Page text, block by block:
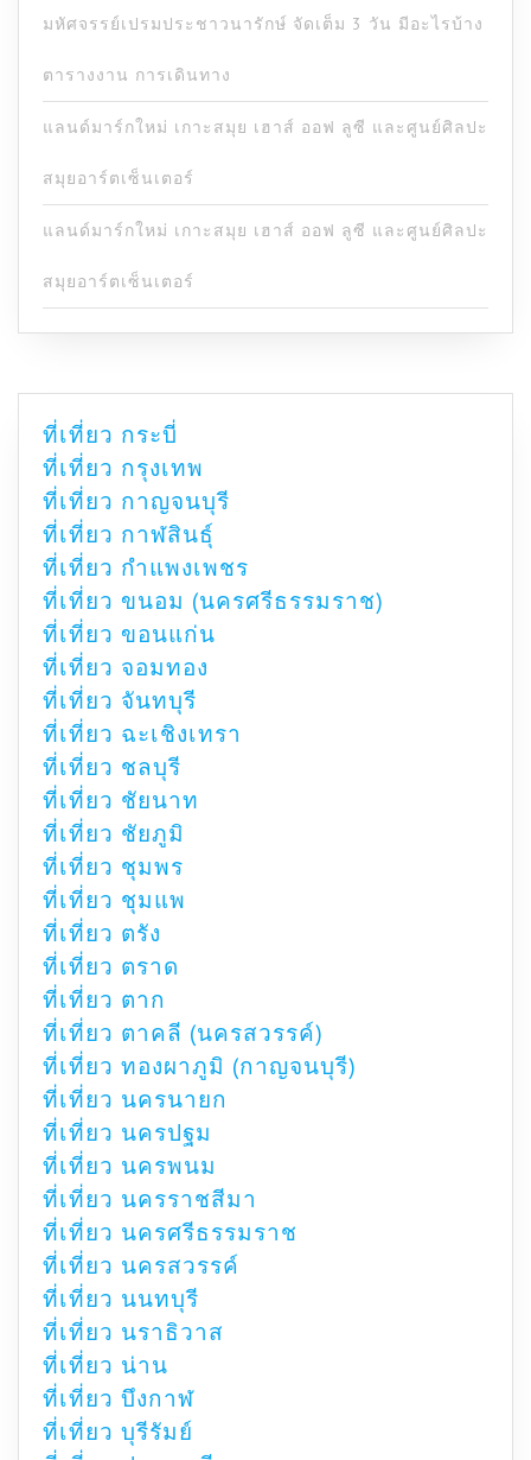
มหัศจรรย์เปรมประชาวนารักษ์ จัดเต็ม 3 วัน มีอะไรบ้าง
ตารางงาน การเดินทาง
แลนด์มาร์กใหม่ เกาะสมุย เฮาส์ ออฟ ลูซี และศูนย์ศิลปะ
สมุยอาร์ตเซ็นเตอร์
แลนด์มาร์กใหม่ เกาะสมุย เฮาส์ ออฟ ลูซี และศูนย์ศิลปะ
สมุยอาร์ตเซ็นเตอร์
ที่เที่ยว กระบี่
ที่เที่ยว กรุงเทพ
ที่เที่ยว กาญจนบุรี
ที่เที่ยว กาฬสินธุ์
ที่เที่ยว กำแพงเพชร
ที่เที่ยว ขนอม (นครศรีธรรมราช)
ที่เที่ยว ขอนแก่น
ที่เที่ยว จอมทอง
ที่เที่ยว จันทบุรี
ที่เที่ยว ฉะเชิงเทรา
ที่เที่ยว ชลบุรี
ที่เที่ยว ชัยนาท
ที่เที่ยว ชัยภูมิ
ที่เที่ยว ชุมพร
ที่เที่ยว ชุมแพ
ที่เที่ยว ตรัง
ที่เที่ยว ตราด
ที่เที่ยว ตาก
ที่เที่ยว ตาคลี (นครสวรรค์)
ที่เที่ยว ทองผาภูมิ (กาญจนบุรี)
ที่เที่ยว นครนายก
ที่เที่ยว นครปฐม
ที่เที่ยว นครพนม
ที่เที่ยว นครราชสีมา
ที่เที่ยว นครศรีธรรมราช
ที่เที่ยว นครสวรรค์
ที่เที่ยว นนทบุรี
ที่เที่ยว นราธิวาส
ที่เที่ยว น่าน
ที่เที่ยว บึงกาฬ
ที่เที่ยว บุรีรัมย์